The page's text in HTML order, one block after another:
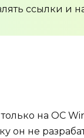
ссылки и
на ОС
он не